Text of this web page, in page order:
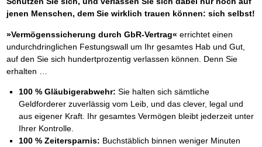
jenen Menschen, dem Sie wirklich trauen können: sich selbst!
»Vermögenssicherung durch GbR-Vertrag« errichtet einen
undurchdringlichen Festungswall um Ihr gesamtes Hab und Gut,
auf den Sie sich hundertprozentig verlassen können. Denn Sie
erhalten …
100 % Gläubigerabwehr:Sie halten sich sämtliche
Geldforderer zuverlässig vom Leib, und das clever, legal und
aus eigener Kraft. Ihr gesamtes Vermögen bleibt jederzeit unter
Ihrer Kontrolle.
100 % Zeitersparnis: Buchstäblich binnen weniger Minuten